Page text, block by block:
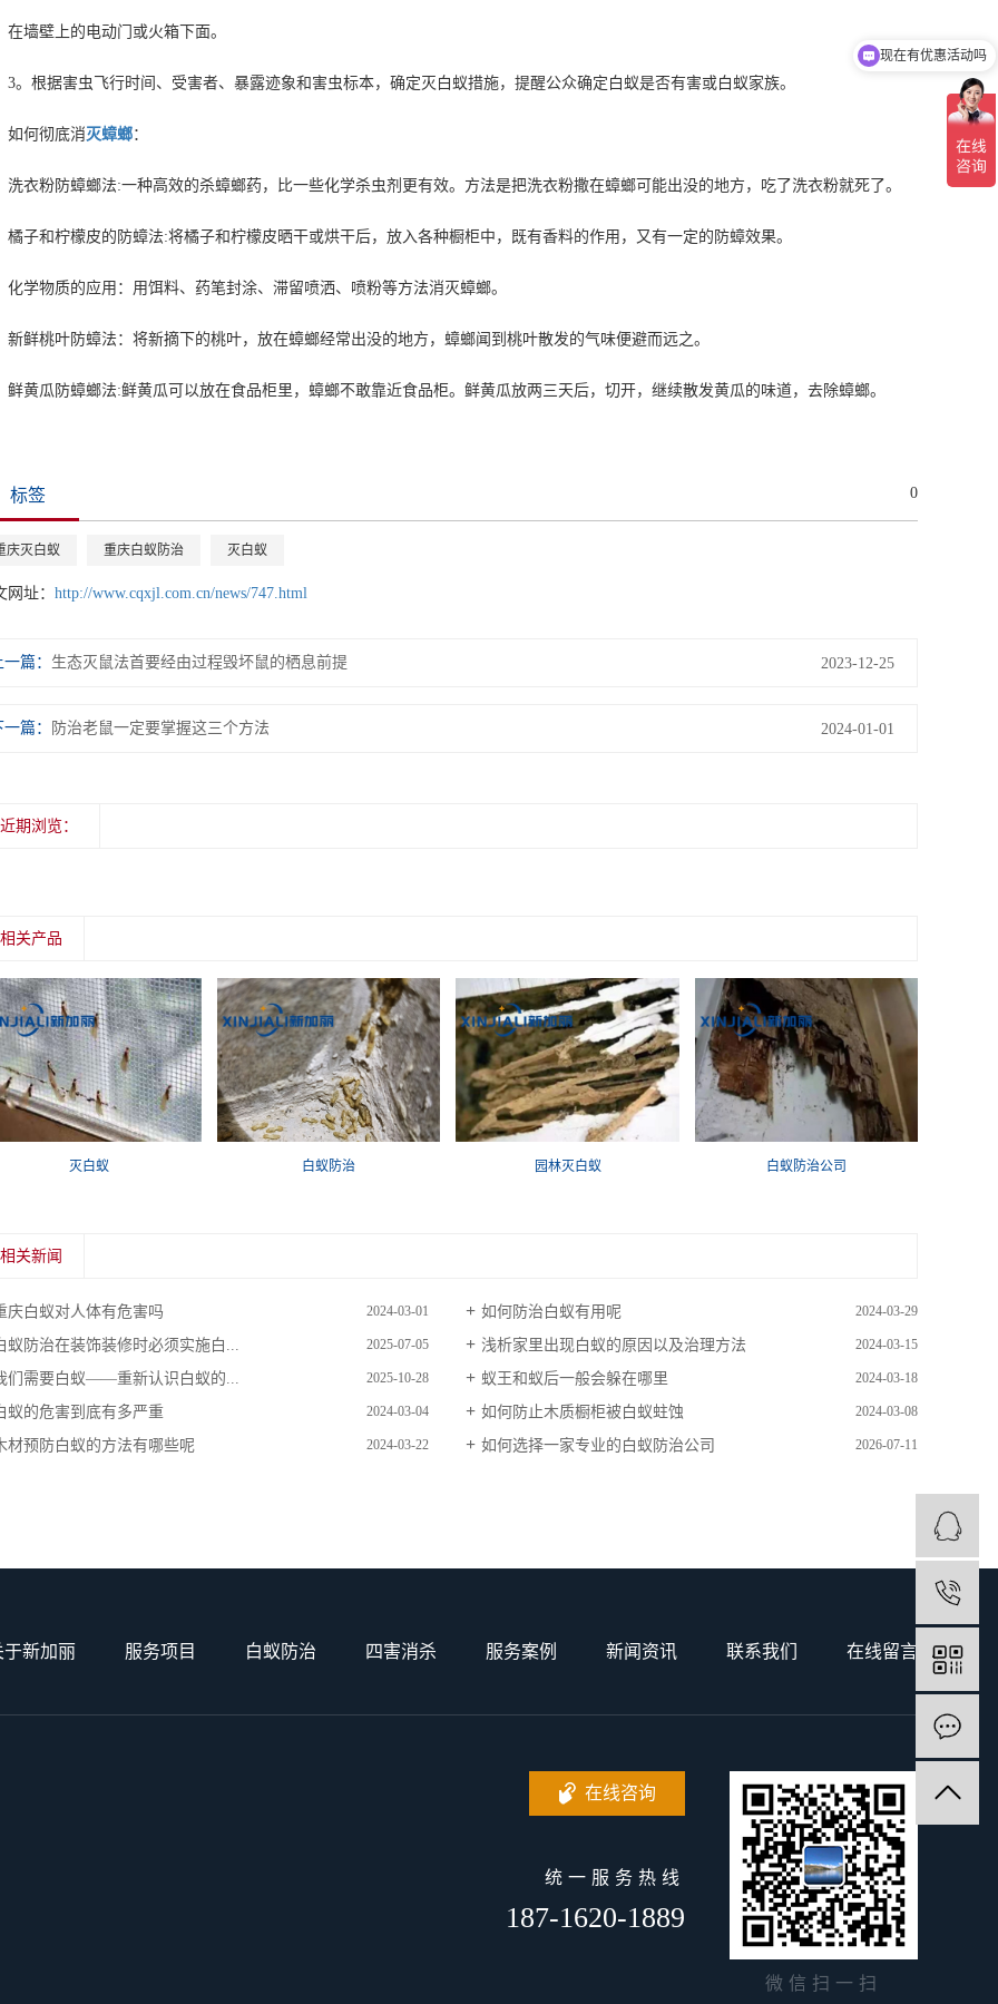
壁上的电动门或火箱下面。
据害虫飞行时间、受害者、暴露迹象和害虫标本，确定灭白蚁措施，提醒公众确定白蚁是否有害或白蚁家族。
彻底消灭蟑螂：
粉防蟑螂法:一种高效的杀蟑螂药，比一些化学杀虫剂更有效。方法是把洗衣粉撒在蟑螂可能出没的地方，吃了洗衣粉就死了。
和柠檬皮的防蟑法:将橘子和柠檬皮晒干或烘干后，放入各种橱柜中，既有香料的作用，又有一定的防蟑效果。
物质的应用：用饵料、药笔封涂、滞留喷洒、喷粉等方法消灭蟑螂。
桃叶防蟑法：将新摘下的桃叶，放在蟑螂经常出没的地方，蟑螂闻到桃叶散发的气味便避而远之。
瓜防蟑螂法:鲜黄瓜可以放在食品柜里，蟑螂不敢靠近食品柜。鲜黄瓜放两三天后，切开，继续散发黄瓜的味道，去除蟑螂。
标签 0
庆灭白蚁 重庆白蚁防治 灭白蚁
网址： http://www.cqxjl.com.cn/news/747.html
篇： 生态灭鼠法首要经由过程毁坏鼠的栖息前提 2023-12-25
篇： 防治老鼠一定要掌握这三个方法 2024-01-01
近期浏览：
相关产品
灭白蚁 白蚁防治 园林灭白蚁 白蚁防治公司
相关新闻
庆白蚁对人体有危害吗 2024-03-01 如何防治白蚁有用呢 2024-03-29
蚁防治在装饰装修时必须实施白... 2025-07-05 浅析家里出现白蚁的原因以及治理方法 2024-03-15
们需要白蚁——重新认识白蚁的... 2025-10-28 蚁王和蚁后一般会躲在哪里 2024-03-18
蚁的危害到底有多严重 2024-03-04 如何防止木质橱柜被白蚁蛀蚀 2024-03-08
材预防白蚁的方法有哪些呢 2024-03-22 如何选择一家专业的白蚁防治公司 2026-07-11
于新加丽 服务项目 白蚁防治 四害消杀 服务案例 新闻资讯 联系我们 在线留言
微信扫一扫
在线咨询
统一服务热线
187-1620-1889
现在有优惠活动吗